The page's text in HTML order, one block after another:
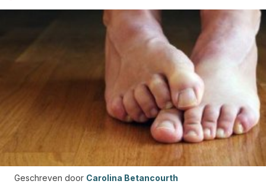
Geschreven door Carolina Betancourth